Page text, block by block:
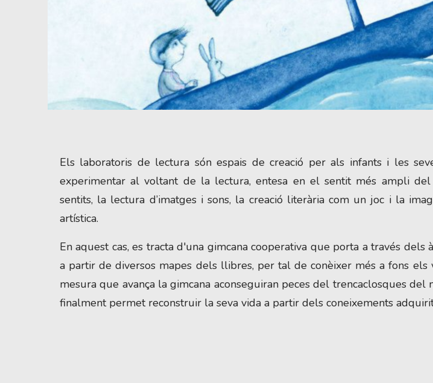
Els laboratoris de lectura són espais de creació per als infants i les
experimentar al voltant de la lectura, entesa en el sentit més ampli
sentits, la lectura d’imatges i sons, la creació literària com un joc i la
artística.
En aquest cas, es tracta d'una gimcana cooperativa que porta a través dels
a partir de diversos mapes dels llibres, per tal de conèixer més a fons els
mesura que avança la gimcana aconseguiran peces del trencaclosques del
finalment permet reconstruir la seva vida a partir dels coneixements